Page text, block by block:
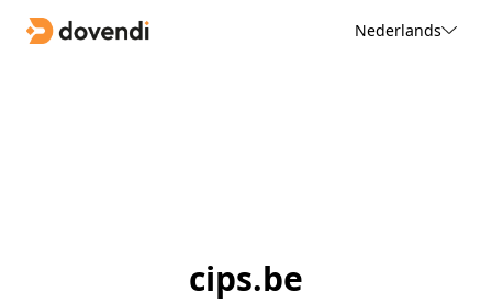
Nederlands
cips.be